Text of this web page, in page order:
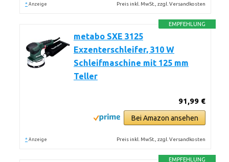
* Anzeige Preis inkl. MwSt., zzgl. Versandkosten
EMPFEHLUNG
metabo SXE 3125
Exzenterschleifer, 310 W
Schleifmaschine mit 125 mm
Teller
91,99 €
Bei Amazon ansehen
* Anzeige Preis inkl. MwSt., zzgl. Versandkosten
EMPFEHLUNG